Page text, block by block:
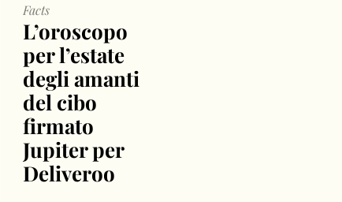
L’oroscopo
per l’estate
degli amanti
del cibo
firmato
Jupiter per
Deliveroo
Facts